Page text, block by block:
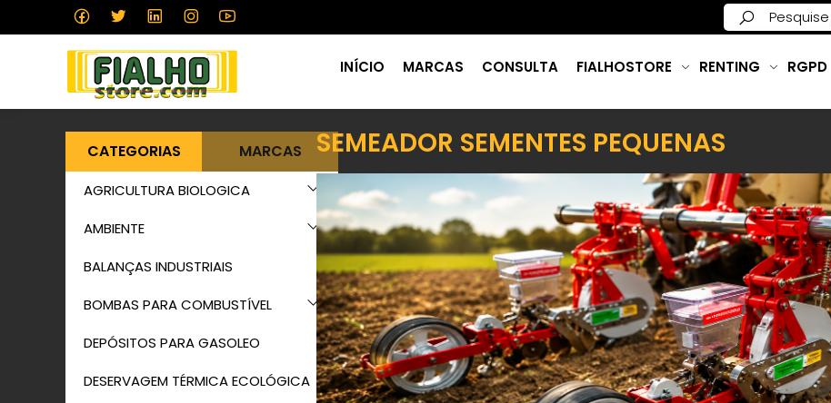
INÍCIO MARCAS CONSULTA FIALHOSTORE RENTING RGPD
CATEGORIAS MARCAS
AGRICULTURA BIOLOGICA
AMBIENTE
BALANÇAS INDUSTRIAIS
BOMBAS PARA COMBUSTÍVEL
DEPÓSITOS PARA GASOLEO
DESERVAGEM TÉRMICA ECOLÓGICA
SEMEADOR SEMENTES PEQUENAS